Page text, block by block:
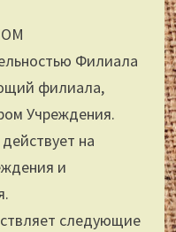
Филиала
филиала,
Учреждения.
на
и
следующие